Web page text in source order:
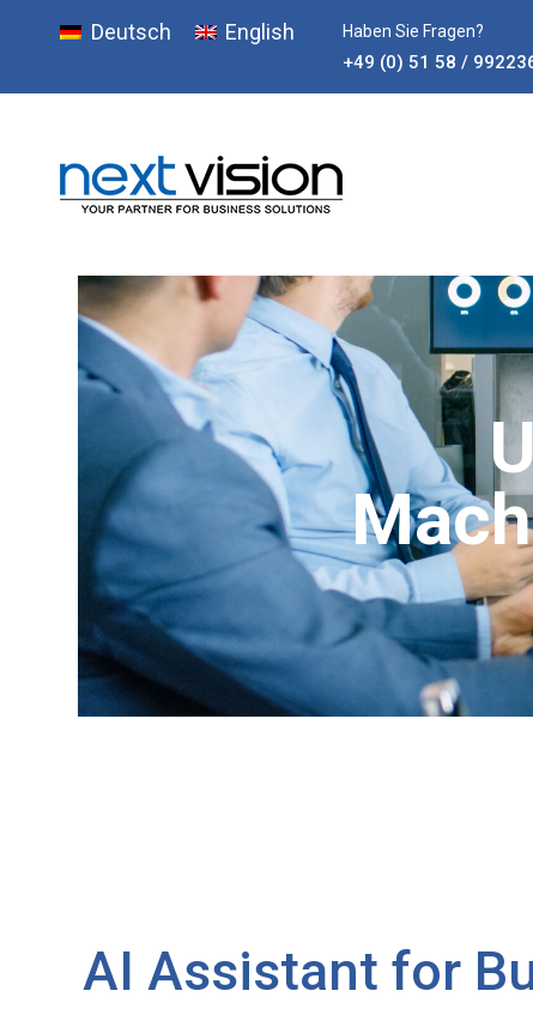
Deutsch English Haben Sie Fragen?
+49 (0) 51 58 /
AI Assistant for